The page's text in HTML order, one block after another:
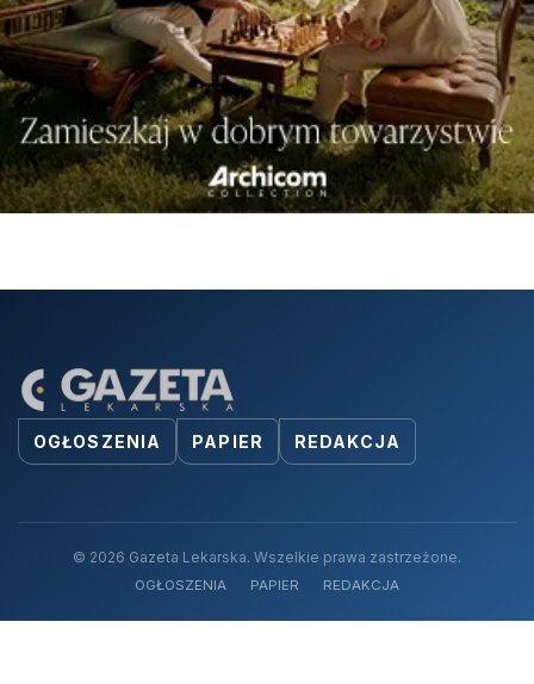
OGŁOSZENIA PAPIER REDAKCJA
© 2026 Gazeta Lekarska. Wszelkie prawa zastrzeżone.
OGŁOSZENIA PAPIER REDAKCJA